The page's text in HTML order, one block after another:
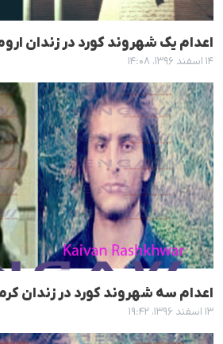
اعدام یک شهروند کورد در زندان
۱۴ اسفند ۱۳۹۶، ۱۴:۰۸
اعدام سە شهروند کورد در زندان
۱۳ اسفند ۱۳۹۶، ۱۹:۴۲